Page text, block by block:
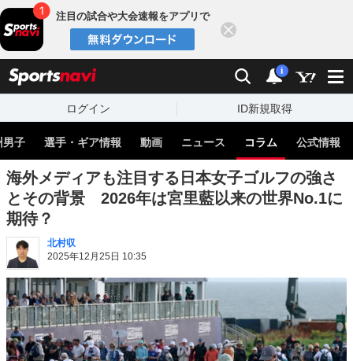
注目の試合や大会速報をアプリで
検索 通知
i
ログイン ID新規取得
男子 選手・ギア情報 動画 ニュース コラム 公式情報
海外メディアも注目する日本女子ゴルフの強さ
とその背景 2026年は宮里藍以来の世界No.1に
期待？
北村収
2025年12月25日 10:35